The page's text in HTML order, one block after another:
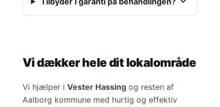
Vi dækker hele dit lokalområde
Vi hjælper i Vester Hassing og resten af
Aalborg kommune med hurtig og effektiv